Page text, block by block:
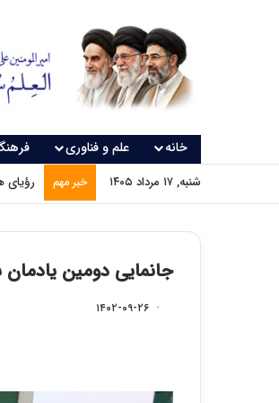
خانه علم و فناوری
شنبه, ۱۷ مرداد ۱۴۰۵ خبر مهم
جانمایی دومین
۱۴۰۲-۰۹-۲۶